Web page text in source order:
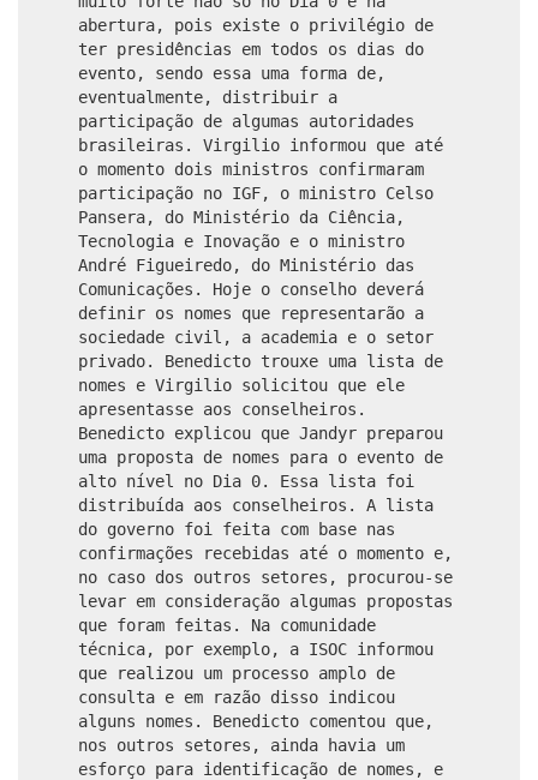
abertura, pois existe o privilégio de
ter presidências em todos os dias do
evento, sendo essa uma forma de,
eventualmente, distribuir a
participação de algumas autoridades
brasileiras. Virgilio informou que até
o momento dois ministros confirmaram
participação no IGF, o ministro Celso
Pansera, do Ministério da Ciência,
Tecnologia e Inovação e o ministro
André Figueiredo, do Ministério das
Comunicações. Hoje o conselho deverá
definir os nomes que representarão a
sociedade civil, a academia e o setor
privado. Benedicto trouxe uma lista de
nomes e Virgilio solicitou que ele
apresentasse aos conselheiros.
Benedicto explicou que Jandyr preparou
uma proposta de nomes para o evento de
alto nível no Dia 0. Essa lista foi
distribuída aos conselheiros. A lista
do governo foi feita com base nas
confirmações recebidas até o momento e,
no caso dos outros setores, procurou-se
levar em consideração algumas propostas
que foram feitas. Na comunidade
técnica, por exemplo, a ISOC informou
que realizou um processo amplo de
consulta e em razão disso indicou
alguns nomes. Benedicto comentou que,
nos outros setores, ainda havia um
esforço para identificação de nomes, e